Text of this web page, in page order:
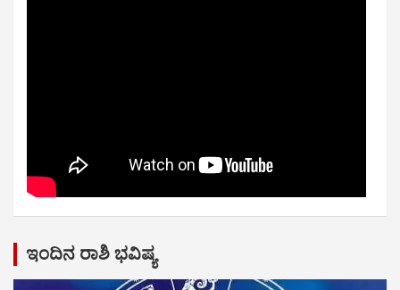
ಇಂದಿನ ರಾಶಿ ಭವಿಷ್ಯ